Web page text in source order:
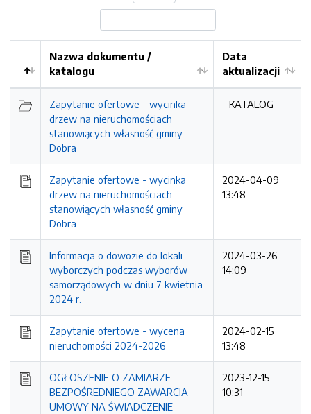
Nazwa dokumentu /
katalogu
Data
aktualizacji
Zapytanie ofertowe - wycinka
drzew na nieruchomościach
stanowiących własność gminy
Dobra
- KATALOG -
Zapytanie ofertowe - wycinka
drzew na nieruchomościach
stanowiących własność gminy
Dobra
2024-04-09
13:48
Informacja o dowozie do lokali
wyborczych podczas wyborów
samorządowych w dniu 7 kwietnia
2024 r.
2024-03-26
14:09
Zapytanie ofertowe - wycena
nieruchomości 2024-2026
2024-02-15
13:48
OGŁOSZENIE O ZAMIARZE
BEZPOŚREDNIEGO ZAWARCIA
UMOWY NA ŚWIADCZENIE
2023-12-15
10:31